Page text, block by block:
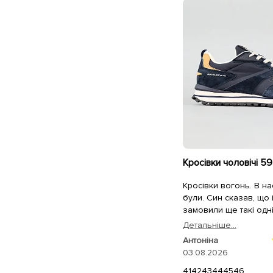
Кросівки чоловічі
Кросівки вогонь. В
були. Син сказав, що
замовили ще такі
Детальнiше...
Антоніна
03.08.2026